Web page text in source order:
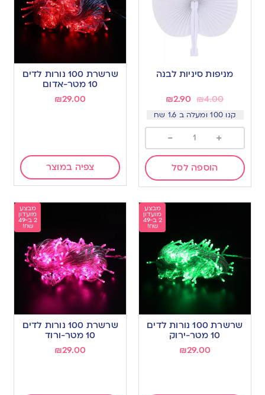
מניפות סיניות לבנה
₪4.00
₪2.90
קנו 100 ומעלה ב 1.6 שח
+
-
הוספה לסל
שרשרת 100 נורות לדים
10 מטר-אדום
₪29.00
צפיה במוצר
מבצע
מועדון
2 ב-49
שח!
שרשרת 100 נורות לדים
10 מטר-ירוק
₪29.00
מבצע
מועדון
2 ב-49
שח!
שרשרת 100 נורות לדים
10 מטר-ורוד
₪29.00